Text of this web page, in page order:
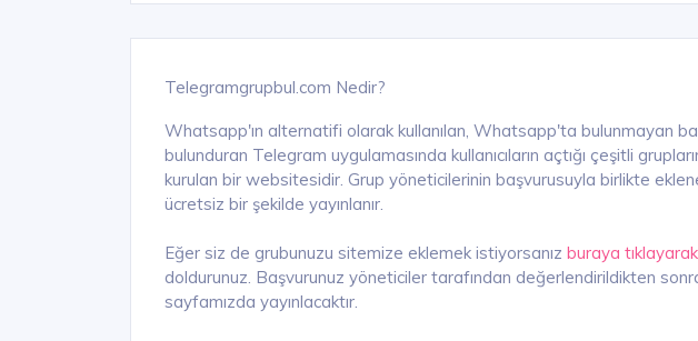
Telegramgrupbul.com Nedir?
Whatsapp'ın alternatifi olarak kullanılan, Whatsapp'ta bulunmayan
bulunduran Telegram uygulamasında kullanıcıların açtığı çeşitli
kurulan bir websitesidir. Grup yöneticilerinin başvurusuyla birlikte
ücretsiz bir şekilde yayınlanır.
Eğer siz de grubunuzu sitemize eklemek istiyorsanız buraya tıklayarak
doldurunuz. Başvurunuz yöneticiler tarafından değerlendirildikten
sayfamızda yayınlacaktır.